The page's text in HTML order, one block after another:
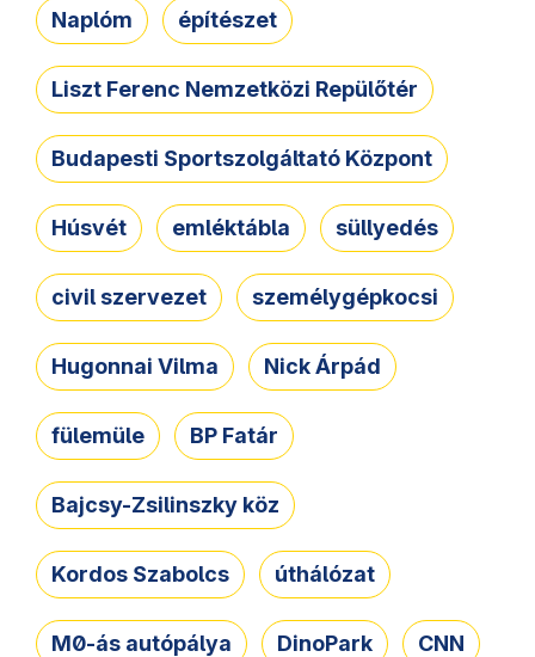
Naplóm építészet
Liszt Ferenc Nemzetközi Repülőtér
Budapesti Sportszolgáltató Központ
Húsvét emléktábla süllyedés
civil szervezet személygépkocsi
Hugonnai Vilma Nick Árpád
fülemüle BP Fatár
Bajcsy-Zsilinszky köz
Kordos Szabolcs úthálózat
M0-ás autópálya DinoPark CNN